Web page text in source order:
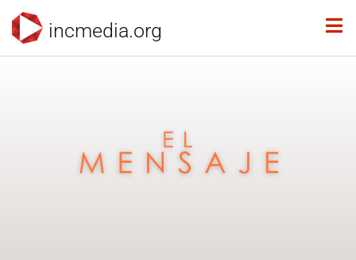
incmedia.org